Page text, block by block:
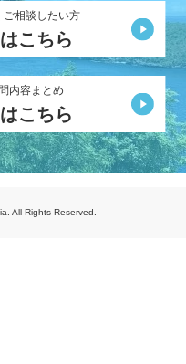
ご相談したい方
こちら
内容まとめ
こちら
All Rights Reserved.